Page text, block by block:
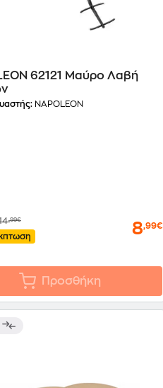
62121 Μαύρο Λαβή
NAPOLEON
,99€
8,99€
Προσθήκη